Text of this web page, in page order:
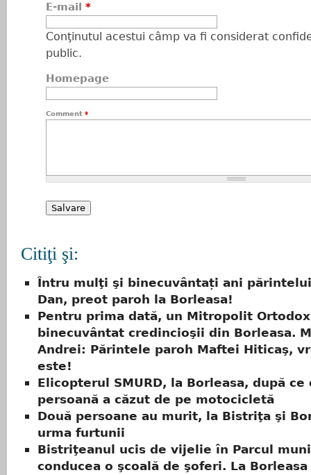
E-mail *
Conţinutul acestui câmp va fi considerat
public.
Homepage
Comment *
Citiţi şi:
Întru mulţi şi binecuvântați ani
Dan, preot paroh la Borleasa!
Pentru prima dată, un Mitropolit
binecuvântat credincioşii din Borleasa.
Andrei: Părintele paroh Maftei Hiticaş,
este!
Elicopterul SMURD, la Borleasa, după ce
persoană a căzut de pe motocicletă
Două persoane au murit, la Bistriţa şi
urma furtunii
Bistriţeanul ucis de vijelie în Parcul
conducea o şcoală de şoferi. La Borleasa